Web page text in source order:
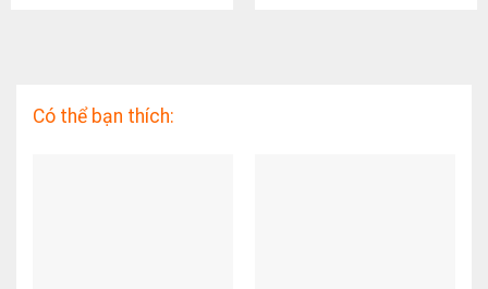
Có thể bạn thích: